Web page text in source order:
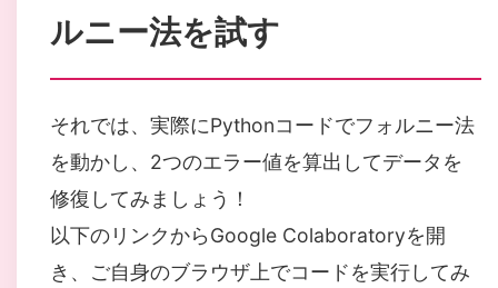
ルニー法を試す
それでは、実際にPythonコードでフォルニー法
を動かし、2つのエラー値を算出してデータを
修復してみましょう！
以下のリンクからGoogle Colaboratoryを開
き、ご自身のブラウザ上でコードを実行してみ